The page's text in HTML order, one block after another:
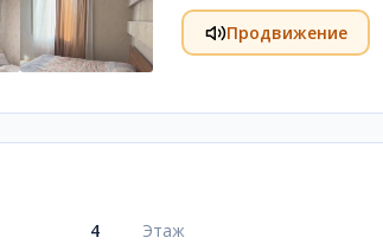
Продвижение
4 Этаж